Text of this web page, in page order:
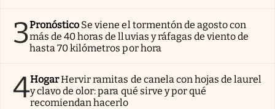
3Pronóstico Se viene el tormentón de agosto con
más de 40 horas de lluvias y ráfagas de viento de
hasta 70 kilómetros por hora
4HogarHervir ramitas de canela con hojas de laurel
y clavo de olor: para qué sirve y por qué
recomiendan hacerlo